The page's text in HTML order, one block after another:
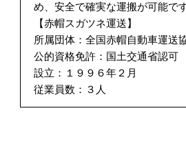
め、安全で確実な運搬が可能です
【赤帽スガツネ運送】
所属団体：全国赤帽自動車運送
公的資格免許：国土交通省認
設立：１９９６年２月
従業員数：３人